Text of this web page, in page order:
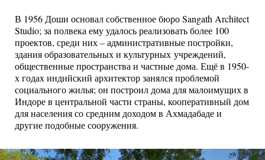
В 1956 Доши основал собственное бюро Sangath Architect
Studio; за полвека ему удалось реализовать более 100
проектов, среди них – административные постройки,
здания образовательных и культурных учреждений,
общественные пространства и частные дома. Ещё в 1950-
х годах индийский архитектор занялся проблемой
социального жилья; он построил дома для малоимущих в
Индоре в центральной части страны, кооперативный дом
для населения со средним доходом в Ахмадабаде и
другие подобные сооружения.